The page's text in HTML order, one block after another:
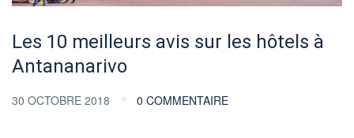
Les 10 meilleurs avis sur les hôtels à
Antananarivo
30 OCTOBRE 2018 0 COMMENTAIRE